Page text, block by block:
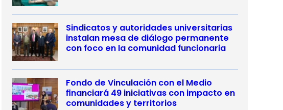
Sindicatos y autoridades universitarias
instalan mesa de diálogo permanente
con foco en la comunidad funcionaria
Fondo de Vinculación con el Medio
financiará 49 iniciativas con impacto en
comunidades y territorios